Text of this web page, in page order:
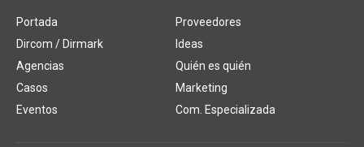
Portada
Dircom / Dirmark
Agencias
Casos
Eventos
Proveedores
Ideas
Quién es quién
Marketing
Com. Especializada